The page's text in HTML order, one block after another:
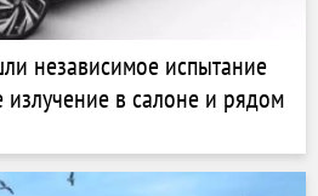
независимое испытание
излучение в салоне и рядом